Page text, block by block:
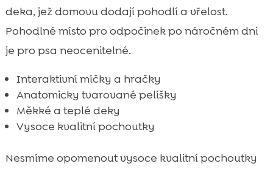
deka, jež domovu dodají pohodlí a vřelost.
Pohodlné místo pro odpočinek po náročném dni
je pro psa neocenitelné.
Interaktivní míčky a hračky
Anatomicky tvarované pelíšky
Měkké a teplé deky
Vysoce kvalitní pochoutky
Nesmíme opomenout vysoce kvalitní pochoutky